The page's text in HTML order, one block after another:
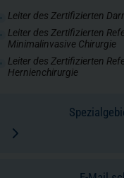
Leiter des Zertifizierten
Leiter des Zertifizierten
Minimalinvasive Chirurgie
Leiter des Zertifizierten
Hernienchirurgie